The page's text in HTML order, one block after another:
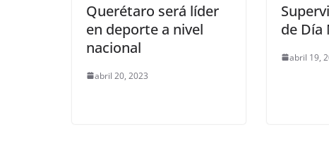
Querétaro será líder
en deporte a nivel
nacional
abril 20, 2023
de Día
abril 19,